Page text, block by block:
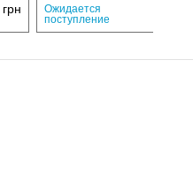
грн
Ожидается
поступление